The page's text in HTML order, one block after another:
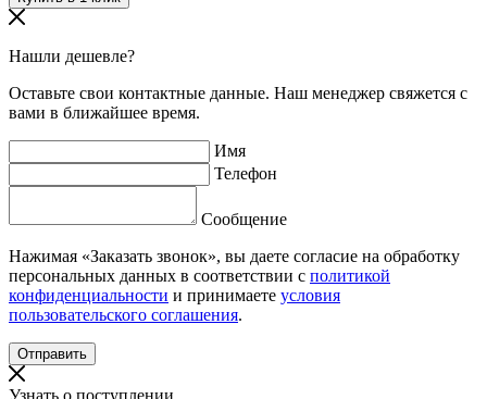
Нашли дешевле?
Оставьте свои контактные данные. Наш менеджер свяжется с
вами в ближайшее время.
Имя
Телефон
Сообщение
Нажимая «Заказать звонок», вы даете согласие на обработку
персональных данных в соответствии с политикой
конфиденциальности и принимаете условия
пользовательского соглашения.